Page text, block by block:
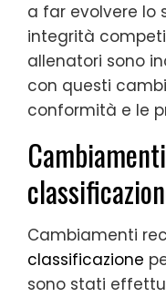
a far evolvere lo
integrità
allenatori sono
con questi
conformità e le
Cambiamenti
classificazione
sono stati